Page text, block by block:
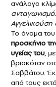
ανάλογο
Το όνομα του
προσκήνιο
υγείας του,
βρισκόταν
Σαββάτου.
από τους